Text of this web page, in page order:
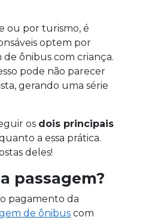
ou por turismo, é
optem por
ônibus com criança.
pode não parecer
gerando uma série
os dois principais
a essa prática.
deles!
passagem?
pagamento da
de ônibus com